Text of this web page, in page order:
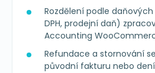
Rozdělení podle daňových
DPH, prodejní daň)
Accounting
Refundace a stornování
původní fakturu nebo